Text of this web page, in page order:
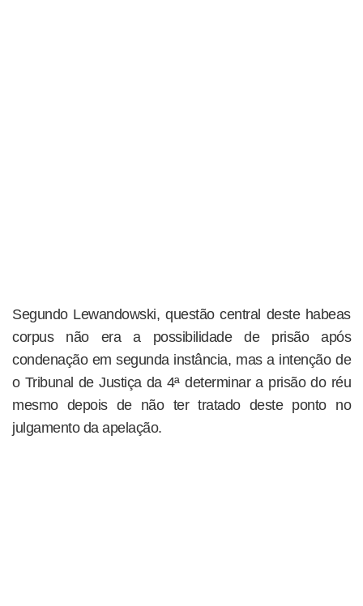
Segundo Lewandowski, questão central deste habeas
corpus não era a possibilidade de prisão após
condenação em segunda instância, mas a intenção de
o Tribunal de Justiça da 4ª determinar a prisão do réu
mesmo depois de não ter tratado deste ponto no
julgamento da apelação.